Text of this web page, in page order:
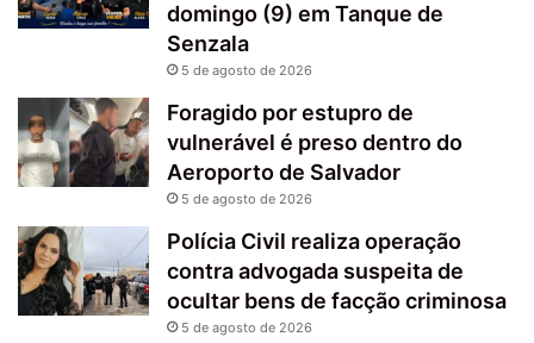
domingo (9) em Tanque de
Senzala
5 de agosto de 2026
Foragido por estupro de
vulnerável é preso dentro do
Aeroporto de Salvador
5 de agosto de 2026
Polícia Civil realiza operação
contra advogada suspeita de
ocultar bens de facção criminosa
5 de agosto de 2026